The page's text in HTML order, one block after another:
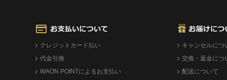
クレジットカード払い
代金引換
WAON POINTによるお支払い
キャンセルにつ
交換・返金につ
配送について